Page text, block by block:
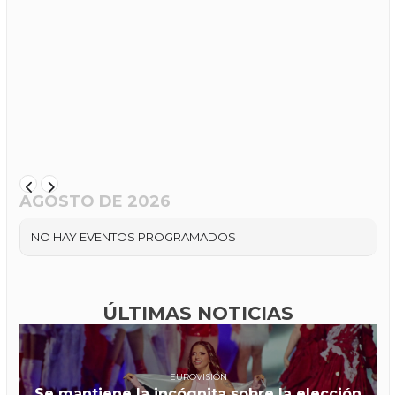
AGOSTO DE 2026
NO HAY EVENTOS PROGRAMADOS
ÚLTIMAS NOTICIAS
EUROVISIÓN